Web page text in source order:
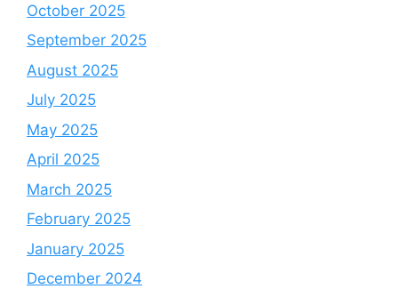
October 2025
September 2025
August 2025
July 2025
May 2025
April 2025
March 2025
February 2025
January 2025
December 2024